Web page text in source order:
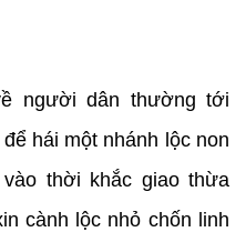
người dân thường tới
hái một nhánh lộc non
thời khắc giao thừa
cành lộc nhỏ chốn linh